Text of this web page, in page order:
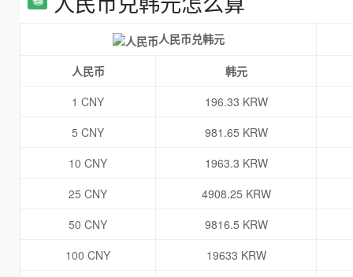
人民币兑韩元
人民币
韩元
1 CNY
196.33 KRW
5 CNY
981.65 KRW
10 CNY
1963.3 KRW
25 CNY
4908.25 KRW
50 CNY
9816.5 KRW
100 CNY
19633 KRW